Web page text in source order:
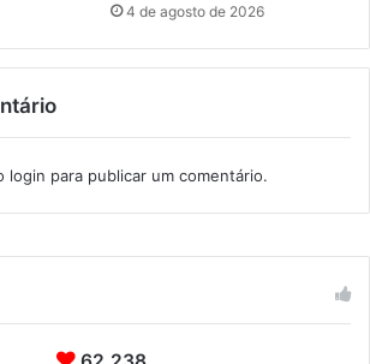
4 de agosto de 2026
login para publicar um comentário.